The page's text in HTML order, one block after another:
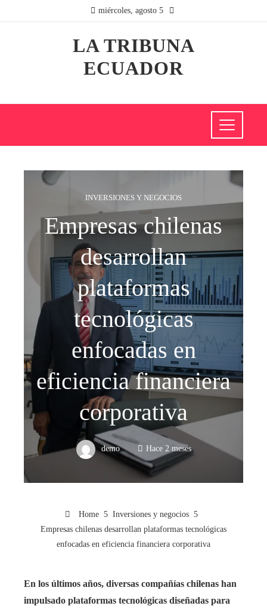
miércoles, agosto 5
LA TRIBUNA
ECUADOR
INVERSIONES Y NEGOCIOS
Empresas chilenas
desarrollan
plataformas
tecnológicas
enfocadas en
eficiencia financiera
corporativa
demo Hace 2 meses
Home
Inversiones y negocios
Empresas chilenas desarrollan plataformas tecnológicas
enfocadas en eficiencia financiera corporativa
En los últimos años, diversas compañías chilenas han
impulsado plataformas tecnológicas diseñadas para